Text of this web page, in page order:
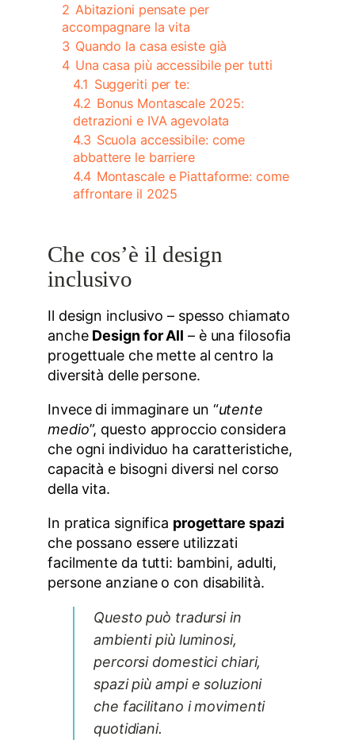
2 Abitazioni pensate per
accompagnare la vita
3 Quando la casa esiste già
4 Una casa più accessibile per tutti
4.1 Suggeriti per te:
4.2 Bonus Montascale 2025:
detrazioni e IVA agevolata
4.3 Scuola accessibile: come
abbattere le barriere
4.4 Montascale e Piattaforme: come
affrontare il 2025
Che cos’è il design
inclusivo
Il design inclusivo – spesso chiamato
anche Design for All – è una filosofia
progettuale che mette al centro la
diversità delle persone.
Invece di immaginare un “utente
medio”, questo approccio considera
che ogni individuo ha caratteristiche,
capacità e bisogni diversi nel corso
della vita.
In pratica significa progettare spazi
che possano essere utilizzati
facilmente da tutti: bambini, adulti,
persone anziane o con disabilità.
Questo può tradursi in
ambienti più luminosi,
percorsi domestici chiari,
spazi più ampi e soluzioni
che facilitano i movimenti
quotidiani.